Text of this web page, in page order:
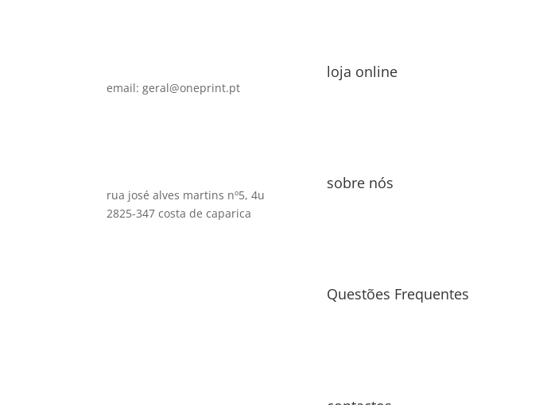
email: geral@oneprint.pt
rua josé alves martins nº5, 4u
2825-347 costa de caparica
loja online
sobre nós
Questões Frequentes